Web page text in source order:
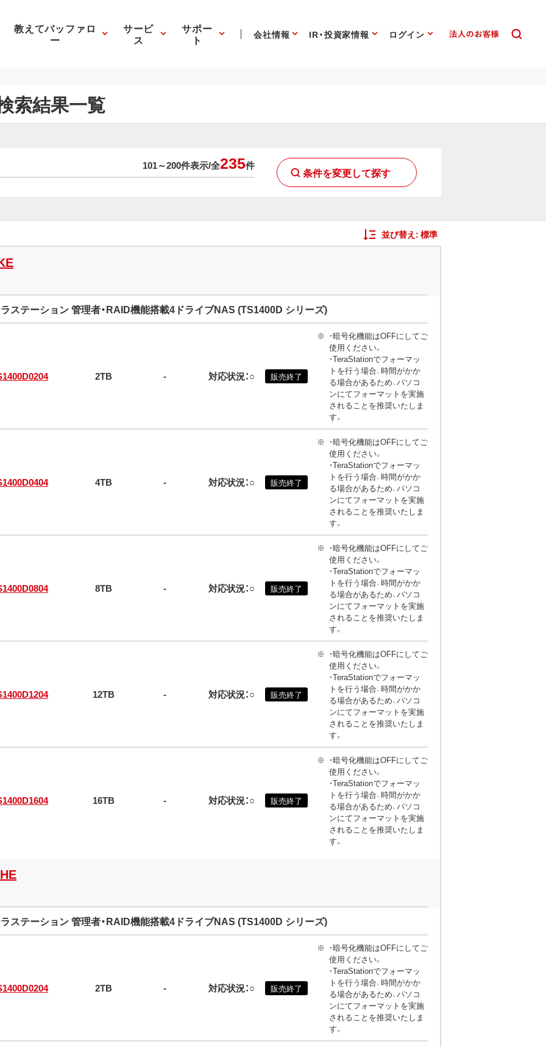
教えてバッファロ
ー
サービ
ス
サポー
ト 会社情報 IR・投資家情報 ログイン
索結果一覧
101～200件表示/全235件 条件を変更して探す
並び替え: 標準
ステーション 管理者・RAID機能搭載4ドライブNAS (TS1400D シリーズ)
2TB - 対応状況：○ 販売終了
・暗号化機能はOFFにしてご
使用ください。
・TeraStationでフォーマッ
トを行う場合、時間がかか
る場合があるため、パソコ
ンにてフォーマットを実施
されることを推奨いたしま
す。
4TB - 対応状況：○ 販売終了
・暗号化機能はOFFにしてご
使用ください。
・TeraStationでフォーマッ
トを行う場合、時間がかか
る場合があるため、パソコ
ンにてフォーマットを実施
されることを推奨いたしま
す。
8TB - 対応状況：○ 販売終了
・暗号化機能はOFFにしてご
使用ください。
・TeraStationでフォーマッ
トを行う場合、時間がかか
る場合があるため、パソコ
ンにてフォーマットを実施
されることを推奨いたしま
す。
12TB - 対応状況：○ 販売終了
・暗号化機能はOFFにしてご
使用ください。
・TeraStationでフォーマッ
トを行う場合、時間がかか
る場合があるため、パソコ
ンにてフォーマットを実施
されることを推奨いたしま
す。
16TB - 対応状況：○ 販売終了
・暗号化機能はOFFにしてご
使用ください。
・TeraStationでフォーマッ
トを行う場合、時間がかか
る場合があるため、パソコ
ンにてフォーマットを実施
されることを推奨いたしま
す。
ステーション 管理者・RAID機能搭載4ドライブNAS (TS1400D シリーズ)
2TB - 対応状況：○ 販売終了
・暗号化機能はOFFにしてご
使用ください。
・TeraStationでフォーマッ
トを行う場合、時間がかか
る場合があるため、パソコ
ンにてフォーマットを実施
されることを推奨いたしま
す。